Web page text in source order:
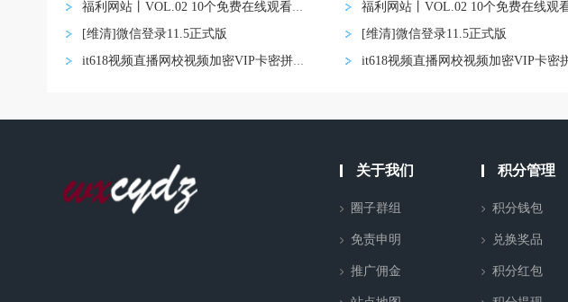
福利网站丨VOL.02 10个免费在线观看影视网
[维清]微信登录11.5正式版
it618视频直播网校视频加密VIP卡密拼课认证
[维清]微信登录11.5正式版
关于我们
圈子群组
免责申明
推广佣金
积分管理
积分钱包
兑换奖品
积分红包